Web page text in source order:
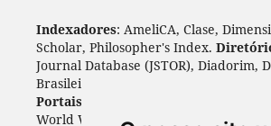
Indexadores: AmeliCA, Clase,
Scholar, Philosopher's Index.
Journal Database (JSTOR), Diadorim,
Brasileiro, DOAJ, Journal 4 free, ROAD,
Portais
World Wide Science.
: Cite